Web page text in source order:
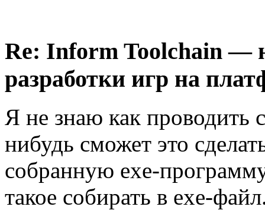
Re: Inform Toolchain —
разработки игр на
Я не знаю как проводить
нибудь сможет это
собранную exe-
такое собирать в exe-